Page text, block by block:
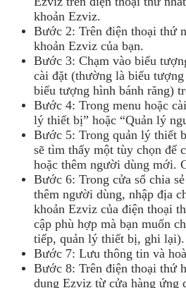
khoản Ezviz.
Bước 2: Trên điện thoại thứ
khoản Ezviz của bạn.
Bước 3: Chạm vào biểu
cài đặt (thường là biểu tượng
biểu tượng hình bánh răng)
Bước 4: Trong menu hoặc
lý thiết bị” hoặc “Quản lý
Bước 5: Trong quản lý thiết
sẽ tìm thấy một tùy chọn để
hoặc thêm người dùng mới.
Bước 6: Trong cửa sổ chia
thêm người dùng, nhập địa
khoản Ezviz của điện thoại
cập phù hợp mà bạn muốn
tiếp, quản lý thiết bị, ghi lại).
Bước 7: Lưu thông tin và
Bước 8: Trên điện thoại thứ
dụng Ezviz từ cửa hàng ứng